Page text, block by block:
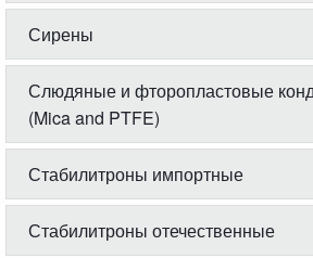
Сирены
Слюдяные и фторопластовые
(Mica and PTFE)
Стабилитроны импортные
Стабилитроны отечественные